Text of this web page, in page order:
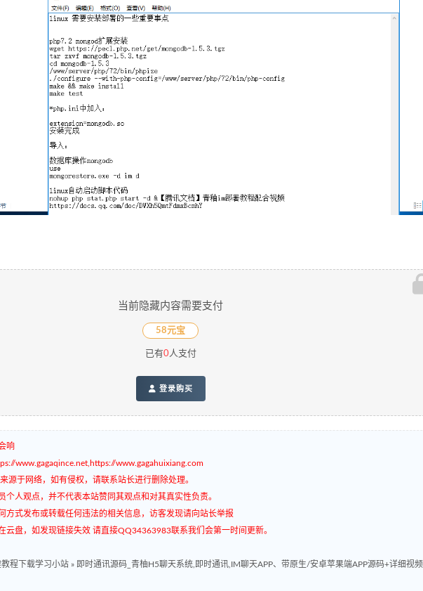
当前隐藏内容需要支付
58元宝
已有0人支付
登录购买
响
www.gagaqince.net,https://www.gagahuixiang.com
源于网络，如有侵权，请联系站长进行删除处理。
个人观点，并不代表本站赞同其观点和对其真实性负责。
方式发布或转载任何违法的相关信息，访客发现请向站长举报
云盘，如发现链接失效 请直接QQ34363983联系我们会第一时间更新。
程下载学习小站 » 即时通讯源码_青柚H5聊天系统,即时通讯,IM聊天APP、带原生/安卓苹果端APP源码+详细视频